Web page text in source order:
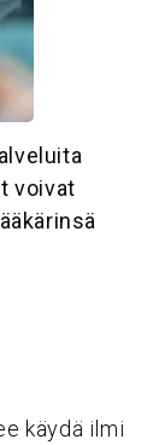
voivat
käydä ilmi